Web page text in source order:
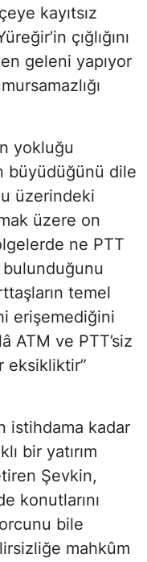
kayıtsız
çığlığını
geleni yapıyor
yokluğu
büyüdüğünü dile
üzerindeki
üzere on
ne PTT
bulunduğunu
temel
erişemediğini
ATM ve PTT’siz
eksikliktir”
istihdama kadar
bir yatırım
Şevkin,
konutlarını
bile
mahkûm